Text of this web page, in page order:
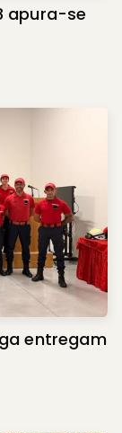
apura-se
entregam